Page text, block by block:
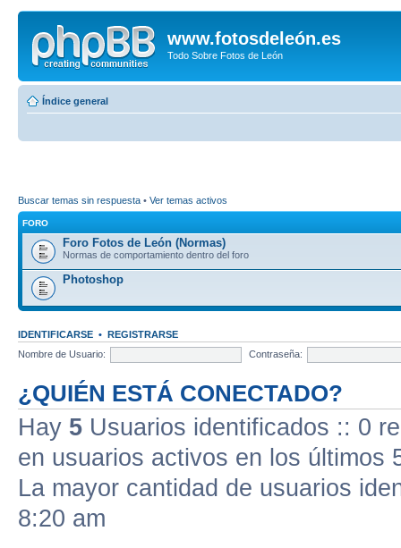
www.fotosdeleón.es
Todo Sobre Fotos de León
Índice general
Buscar temas sin respuesta • Ver temas activos
FORO
Foro Fotos de León (Normas)
Normas de comportamiento dentro del foro
Photoshop
IDENTIFICARSE • REGISTRARSE
Nombre de Usuario:
Contraseña:
¿QUIÉN ESTÁ CONECTADO?
Hay 5 Usuarios identificados :: 0
en usuarios activos en los últimos
La mayor cantidad de usuarios
8:20 am